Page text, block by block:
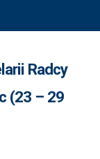
Radcy
(23 – 29